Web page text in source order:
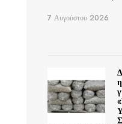
7 Αυγούστου 2026